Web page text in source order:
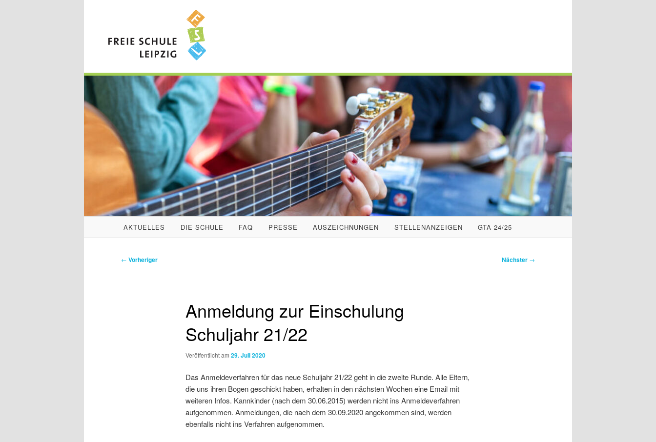
HAUPTMENÜ
ZUM
ZUM
AKTUELLES DIE SCHULE FAQ PRESSE AUSZEICHNUNGEN STELLENANZEIGEN GTA 24/25
Beitragsnavigation
← Vorheriger Nächster →
Anmeldung zur Einschulung
Schuljahr 21/22
Veröffentlicht am 29. Juli 2020
Das Anmeldeverfahren für das neue Schuljahr 21/22 geht in die zweite Runde. Alle Eltern,
die uns ihren Bogen geschickt haben, erhalten in den nächsten Wochen eine Email mit
weiteren Infos. Kannkinder (nach dem 30.06.2015) werden nicht ins Anmeldeverfahren
aufgenommen. Anmeldungen, die nach dem 30.09.2020 angekommen sind, werden
ebenfalls nicht ins Verfahren aufgenommen.